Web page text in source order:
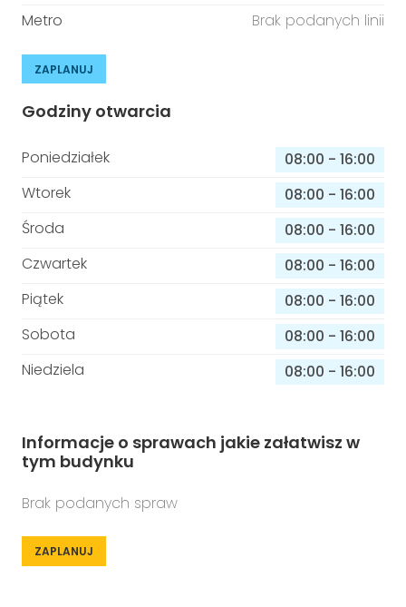
Metro
Brak podanych linii
ZAPLANUJ
Godziny otwarcia
Poniedziałek 08:00 - 16:00
Wtorek
08:00 - 16:00
Środa
08:00 - 16:00
Czwartek
08:00 - 16:00
Piątek
08:00 - 16:00
Sobota
08:00 - 16:00
Niedziela
08:00 - 16:00
Informacje o sprawach jakie załatwisz w
tym budynku
Brak podanych spraw
ZAPLANUJ